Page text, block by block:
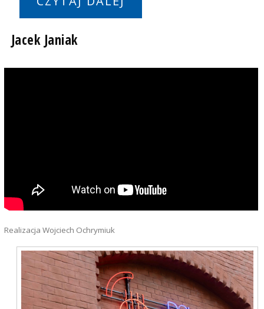
Jacek Janiak
Realizacja Wojciech Ochrymiuk